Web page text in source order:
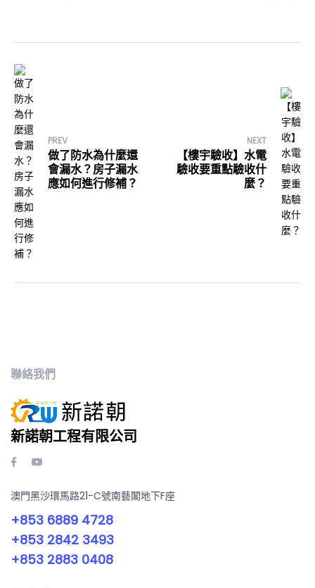
PREV
做了防水為什麼還
會漏水？房子漏水
應如何進行修補？
NEXT
【樓宇驗收】水電
驗收要重點驗收什
麼？
聯絡我們
新諾朝工程有限公司
澳門黑沙環馬路21-C號南藝閣地下F座
+853 6889 4728
+853 2842 3493
+853 2883 0408